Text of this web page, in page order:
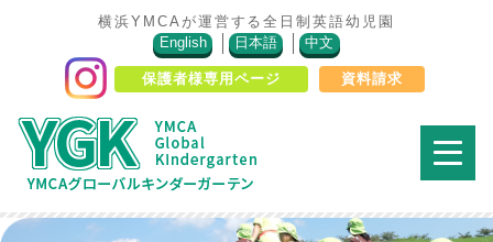
横浜YMCAが運営する全日制英語幼児園
English
日本語 中文
保護者様専用ページ 資料請求